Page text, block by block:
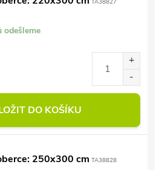
TA38827
odešleme
DO KOŠÍKU
250x300 cm TA38828